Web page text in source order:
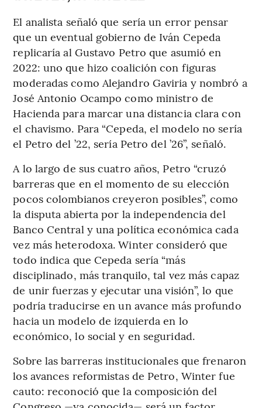
El analista señaló que sería un error pensar
que un eventual gobierno de Iván Cepeda
replicaría al Gustavo Petro que asumió en
2022: uno que hizo coalición con figuras
moderadas como Alejandro Gaviria y nombró a
José Antonio Ocampo como ministro de
Hacienda para marcar una distancia clara con
el chavismo. Para “Cepeda, el modelo no sería
el Petro del ’22, sería Petro del ’26”, señaló.
A lo largo de sus cuatro años, Petro “cruzó
barreras que en el momento de su elección
pocos colombianos creyeron posibles”, como
la disputa abierta por la independencia del
Banco Central y una política económica cada
vez más heterodoxa. Winter consideró que
todo indica que Cepeda sería “más
disciplinado, más tranquilo, tal vez más capaz
de unir fuerzas y ejecutar una visión”, lo que
podría traducirse en un avance más profundo
hacia un modelo de izquierda en lo
económico, lo social y en seguridad.
Sobre las barreras institucionales que frenaron
los avances reformistas de Petro, Winter fue
cauto: reconoció que la composición del